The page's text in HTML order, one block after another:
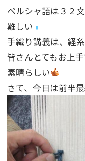
ペルシャ語は３２
難しい
手織り講義は、経
皆さんとてもお上
素晴らしい
さて、今日は前半